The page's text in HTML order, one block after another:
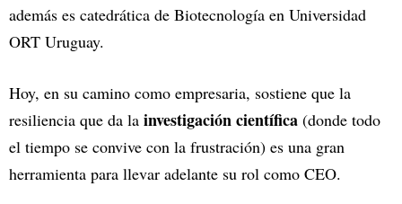
además es catedrática de Biotecnología en Universidad
ORT Uruguay.
Hoy, en su camino como empresaria, sostiene que la
resiliencia que da la investigación científica (donde todo
el tiempo se convive con la frustración) es una gran
herramienta para llevar adelante su rol como CEO.